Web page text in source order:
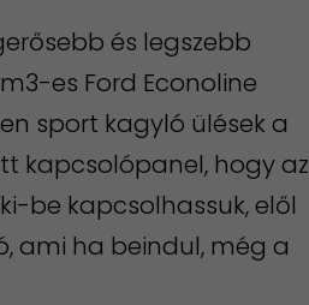
és legszebb
es Ford Econoline
sport kagyló ülések a
kapcsolópanel, hogy az
be kapcsolhassuk, elől
ami ha beindul, még a